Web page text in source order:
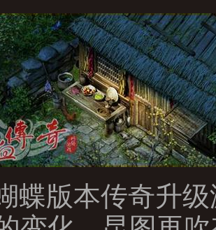
版本传奇升级